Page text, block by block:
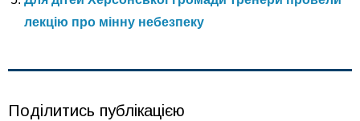
лекцію про мінну небезпеку
Поділитись публікацією